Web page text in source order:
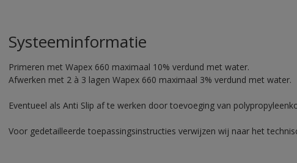
Systeeminformatie
Primeren met Wapex 660 maximaal 10% verdund met water.
Afwerken met 2 à 3 lagen Wapex 660 maximaal 3% verdund met water.
Eventueel als Anti Slip af te werken door toevoeging van
Voor gedetailleerde toepassingsinstructies verwijzen wij naar het